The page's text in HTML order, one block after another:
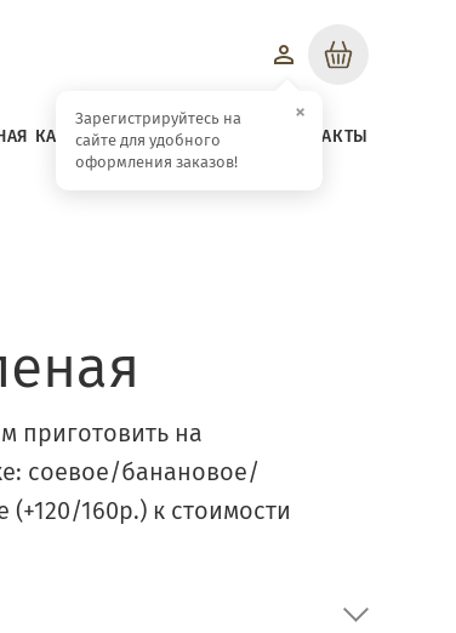
×
Зарегистрируйтесь на
сайте для удобного
оформления заказов!
Корзина
КАРТА ЗАВТРАКИ КОНТАКТЫ
приготовить на
соевое/банановое/
160р.) к стоимости